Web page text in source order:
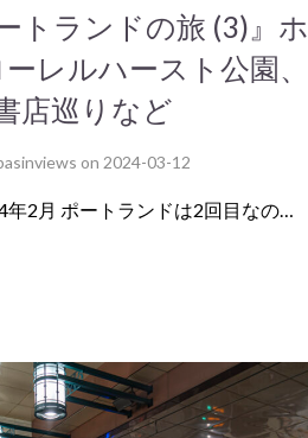
トランドの旅 (3)』ホ
レルハースト公園、
店巡りなど
on 2024-03-12
年2月 ポートランドは2回目なの…